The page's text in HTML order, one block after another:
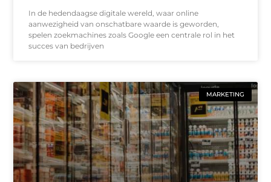
In de hedendaagse digitale wereld, waar online
aanwezigheid van onschatbare waarde is geworden,
spelen zoekmachines zoals Google een centrale rol in het
succes van bedrijven
MARKETING